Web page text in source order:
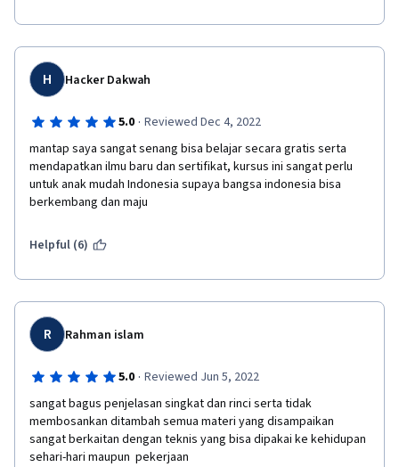
H Hacker Dakwah
5.0 · Reviewed Dec 4, 2022
mantap saya sangat senang bisa belajar secara gratis serta
mendapatkan ilmu baru dan sertifikat, kursus ini sangat perlu
untuk anak mudah Indonesia supaya bangsa indonesia bisa
berkembang dan maju
Helpful (6)
R Rahman islam
5.0 · Reviewed Jun 5, 2022
sangat bagus penjelasan singkat dan rinci serta tidak
membosankan ditambah semua materi yang disampaikan
sangat berkaitan dengan teknis yang bisa dipakai ke kehidupan
sehari-hari maupun  pekerjaan